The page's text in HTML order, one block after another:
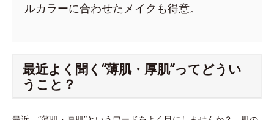
ルカラーに合わせたメイクも得意。
最近よく聞く“薄肌・厚肌”ってどうい
うこと？